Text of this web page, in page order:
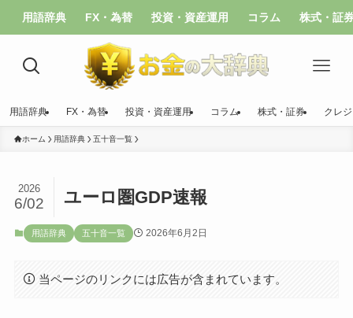
用語辞典 FX・為替 投資・資産運用 コラム 株式・証
用語辞典 FX・為替 投資・資産運用 コラム 株式・証券 クレ
ホーム 用語辞典 五十音一覧
ユーロ圏GDP速報
2026
6/02
用語辞典 五十音一覧 2026年6月2日
当ページのリンクには広告が含まれています。